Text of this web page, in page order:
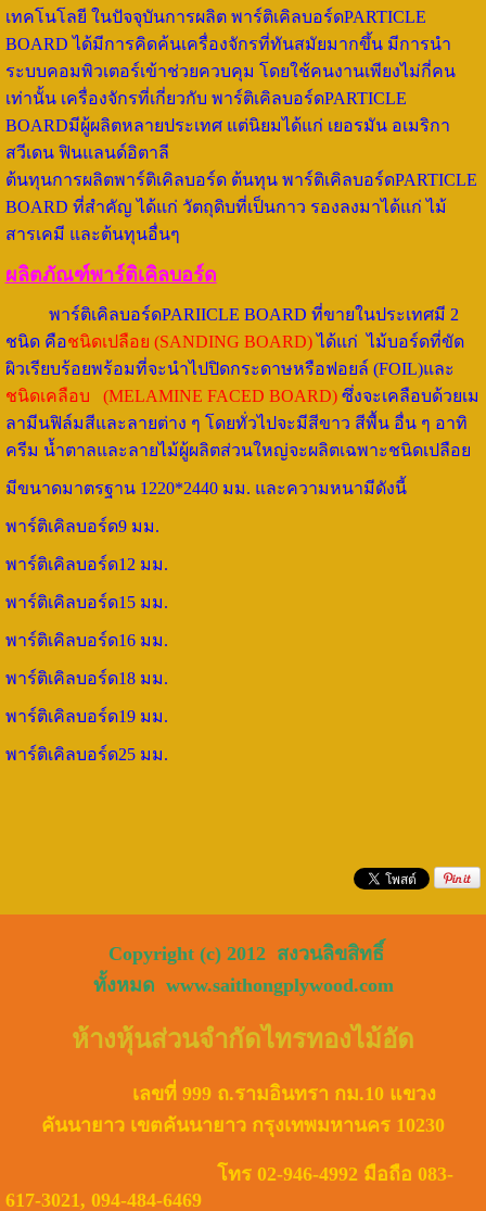
เทคโนโลยี ในปัจจุบันการผลิต พาร์ติเคิลบอร์ดPARTICLE
BOARD ได้มีการคิดค้นเครื่องจักรที่ทันสมัยมากขึ้น มีการนำ
ระบบคอมพิวเตอร์เข้าช่วยควบคุม โดยใช้คนงานเพียงไม่กี่คน
เท่านั้น เครื่องจักรที่เกี่ยวกับ พาร์ติเคิลบอร์ดPARTICLE
BOARDมีผู้ผลิตหลายประเทศ แต่นิยมได้แก่ เยอรมัน อเมริกา
สวีเดน ฟินแลนด์อิตาลี
ต้นทุนการผลิตพาร์ติเคิลบอร์ด ต้นทุน พาร์ติเคิลบอร์ดPARTICLE
BOARD ที่สำคัญ ได้แก่ วัตถุดิบที่เป็นกาว รองลงมาได้แก่ ไม้
สารเคมี และต้นทุนอื่นๆ
ผลิตภัณฑ์พาร์ติเคิลบอร์ด
พาร์ติเคิลบอร์ดPARIICLE BOARD ที่ขายในประเทศมี 2
ชนิด คือชนิดเปลือย (SANDING BOARD)ได้แก่ ไม้บอร์ดที่ขัด
ผิวเรียบร้อยพร้อมที่จะนำไปปิดกระดาษหรือฟอยล์ (FOIL)และ
ชนิดเคลือบ (MELAMINE FACED BOARD)ซึ่งจะเคลือบด้วยเม
ลามีนฟิล์มสีและลายต่าง ๆ โดยทั่วไปจะมีสีขาว สีพื้น อื่น ๆ อาทิ
ครีม น้ำตาลและลายไม้ผู้ผลิตส่วนใหญ่จะผลิตเฉพาะชนิดเปลือย
มีขนาดมาตรฐาน 1220*2440 มม. และความหนามีดังนี้
พาร์ติเคิลบอร์ด9 มม.
พาร์ติเคิลบอร์ด12 มม.
พาร์ติเคิลบอร์ด15 มม.
พาร์ติเคิลบอร์ด16 มม.
พาร์ติเคิลบอร์ด18 มม.
พาร์ติเคิลบอร์ด19 มม.
พาร์ติเคิลบอร์ด25 มม.
Copyright (c) 2012 สงวนลิขสิทธิ์
ทั้งหมด www.saithongplywood.com
ห้างหุ้นส่วนจำกัดไทรทองไม้อัด
เลขที่ 999 ถ.รามอินทรา กม.10 แขวง
คันนายาว เขตคันนายาว กรุงเทพมหานคร 10230
โทร 02-946-4992 มือถือ 083-
617-3021, 094-484-6469